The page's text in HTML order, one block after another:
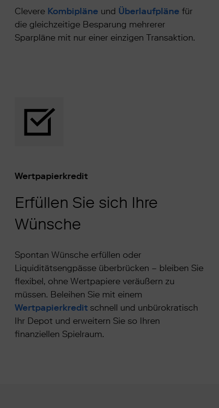
Clevere Kombipläne und Überlaufpläne für
die gleichzeitige Besparung mehrerer
Sparpläne mit nur einer einzigen Transaktion.
Wertpapierkredit
Erfüllen Sie sich Ihre
Wünsche
Spontan Wünsche erfüllen oder
Liquiditätsengpässe überbrücken – bleiben Sie
flexibel, ohne Wertpapiere veräußern zu
müssen. Beleihen Sie mit einem
Wertpapierkredit schnell und unbürokratisch
Ihr Depot und erweitern Sie so Ihren
finanziellen Spielraum.